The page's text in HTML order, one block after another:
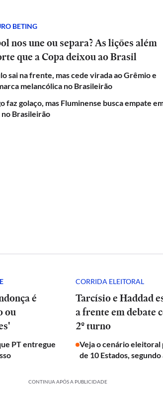
BETING
nos une ou separa? As lições além
que a Copa deixou ao Brasil
sai na frente, mas cede virada ao Grêmio e
melancólica no Brasileirão
faz golaço, mas Fluminense busca empate
no Brasileirão
é
ou
PT entregue
CORRIDA ELEITORAL
Tarcísio e Haddad
a frente em debate
2º turno
Veja o cenário eleitoral
de 10 Estados,
CONTINUA APÓS A PUBLICIDADE